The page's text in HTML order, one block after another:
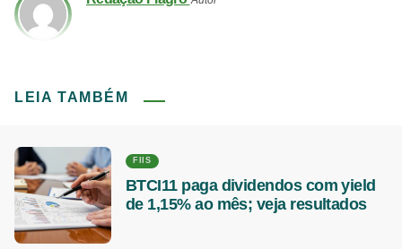
LEIA TAMBÉM
FIIS
BTCI11 paga dividendos com yield
de 1,15% ao mês; veja resultados